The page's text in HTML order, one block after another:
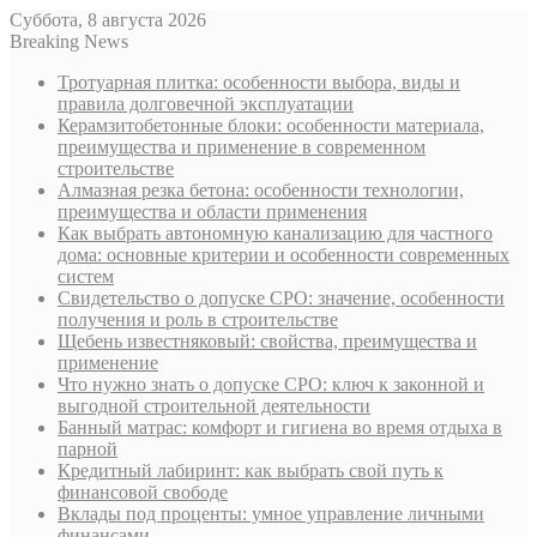
Суббота, 8 августа 2026
Breaking News
Тротуарная плитка: особенности выбора, виды и
правила долговечной эксплуатации
Керамзитобетонные блоки: особенности материала,
преимущества и применение в современном
строительстве
Алмазная резка бетона: особенности технологии,
преимущества и области применения
Как выбрать автономную канализацию для частного
дома: основные критерии и особенности современных
систем
Свидетельство о допуске СРО: значение, особенности
получения и роль в строительстве
Щебень известняковый: свойства, преимущества и
применение
Что нужно знать о допуске СРО: ключ к законной и
выгодной строительной деятельности
Банный матрас: комфорт и гигиена во время отдыха в
парной
Кредитный лабиринт: как выбрать свой путь к
финансовой свободе
Вклады под проценты: умное управление личными